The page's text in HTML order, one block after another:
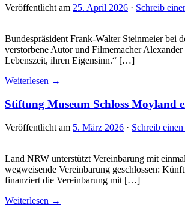
Veröffentlicht am 25. April 2026 · Schreib
Bundespräsident Frank-Walter Steinmeier bei
verstorbene Autor und Filmemacher
Lebenszeit, ihren Eigensinn.“ […]
Weiterlesen →
Stiftung Museum Schloss Moyland
Veröffentlicht am 5. März 2026 · Schreib
Land NRW unterstützt Vereinbarung mit
wegweisende Vereinbarung geschlossen:
finanziert die Vereinbarung mit […]
Weiterlesen →